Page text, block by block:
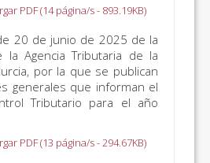
PDF (14 página/s - 893.19KB)
20 de junio de 2025 de la
la Agencia Tributaria de la
por la que se publican
generales que informan el
Tributario para el año
PDF (13 página/s - 294.67KB)